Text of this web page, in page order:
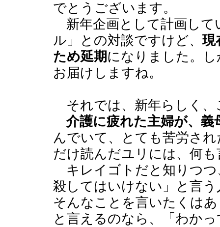
でとうございます。
新年企画として計画して
ル」との対談ですけど、現
ため延期 になりました。
お届けしますね。
それでは、新年らしく、
介護に疲れた主婦が、義
んでいて、とても苦労さ
だけ読んだユリには、何
キレイゴトだと知りつつ
殺してはいけない」と言
そんなことを言いたくは
と言えるのなら、「わか